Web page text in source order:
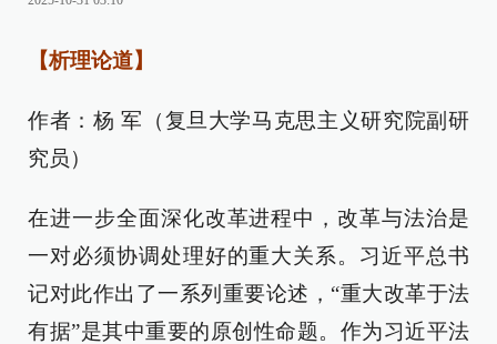
【析理论道】
作者：杨 军（复旦大学马克思主义研究院副研
究员）
在进一步全面深化改革进程中，改革与法治是
一对必须协调处理好的重大关系。习近平总书
记对此作出了一系列重要论述，“重大改革于法
有据”是其中重要的原创性命题。作为习近平法